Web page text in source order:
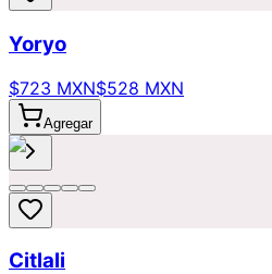
Yoryo
$723 MXN$528 MXN
Agregar
Citlali